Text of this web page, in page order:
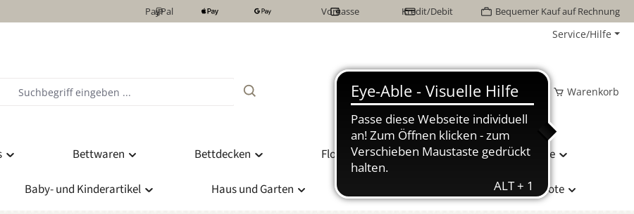
PayPal Vorkasse Kredit/Debit Bequemer Kauf auf Rechnung
Service/Hilfe
Wunschzettel Mein Konto Warenkorb
Bettwaren Bettdecken Flor Naturhaarbetten Bettwäsche
Baby- und Kinderartikel Haus und Garten Sonderangebote